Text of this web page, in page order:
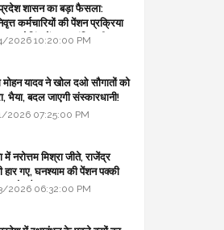
शासन का बड़ा फैसला:
कर्मचारियों की पेंशन प्रक्रिया
कोडिंग में हुए क्रांतिकारी
2026 10:20:00 PM
मोहन यादव ने खोल दओ सौगातों को
भैया, बदल जाएगी संस्कारधानी!
2026 07:25:00 PM
में नरोत्तम मिश्रा जीते, राजेंद्र
हार गए, घनश्याम की पेंशन पक्की
बैक टू...
2026 06:32:00 PM